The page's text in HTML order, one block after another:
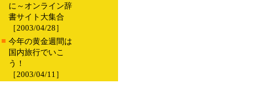
に～オンライン辞
書サイト大集合
［2003/04/28］
■ 今年の黄金週間は
国内旅行でいこ
う！
［2003/04/11］